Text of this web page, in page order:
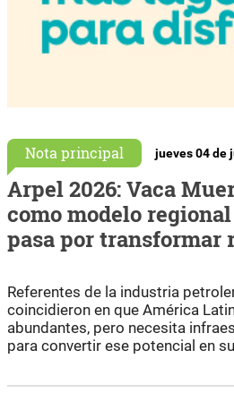
Nota principal jueves 04 de
Arpel 2026: Vaca
como modelo
pasa por transformar
Referentes de la industria
coincidieron en que América
abundantes, pero necesita
para convertir ese potencial en